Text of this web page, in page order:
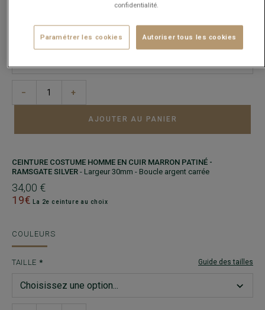
Guide des tailles
− +
AJOUTER AU PANIER
CEINTURE COSTUME HOMME EN CUIR MARRON PATINÉ -
RAMSGATE SILVER - Largeur 30mm - Boucle argent carrée
34,00 €
19€
La 2e ceinture au choix
COULEURS
TAILLE Guide des tailles
confidentialité.
Paramétrer les cookies Autoriser tous les cookies